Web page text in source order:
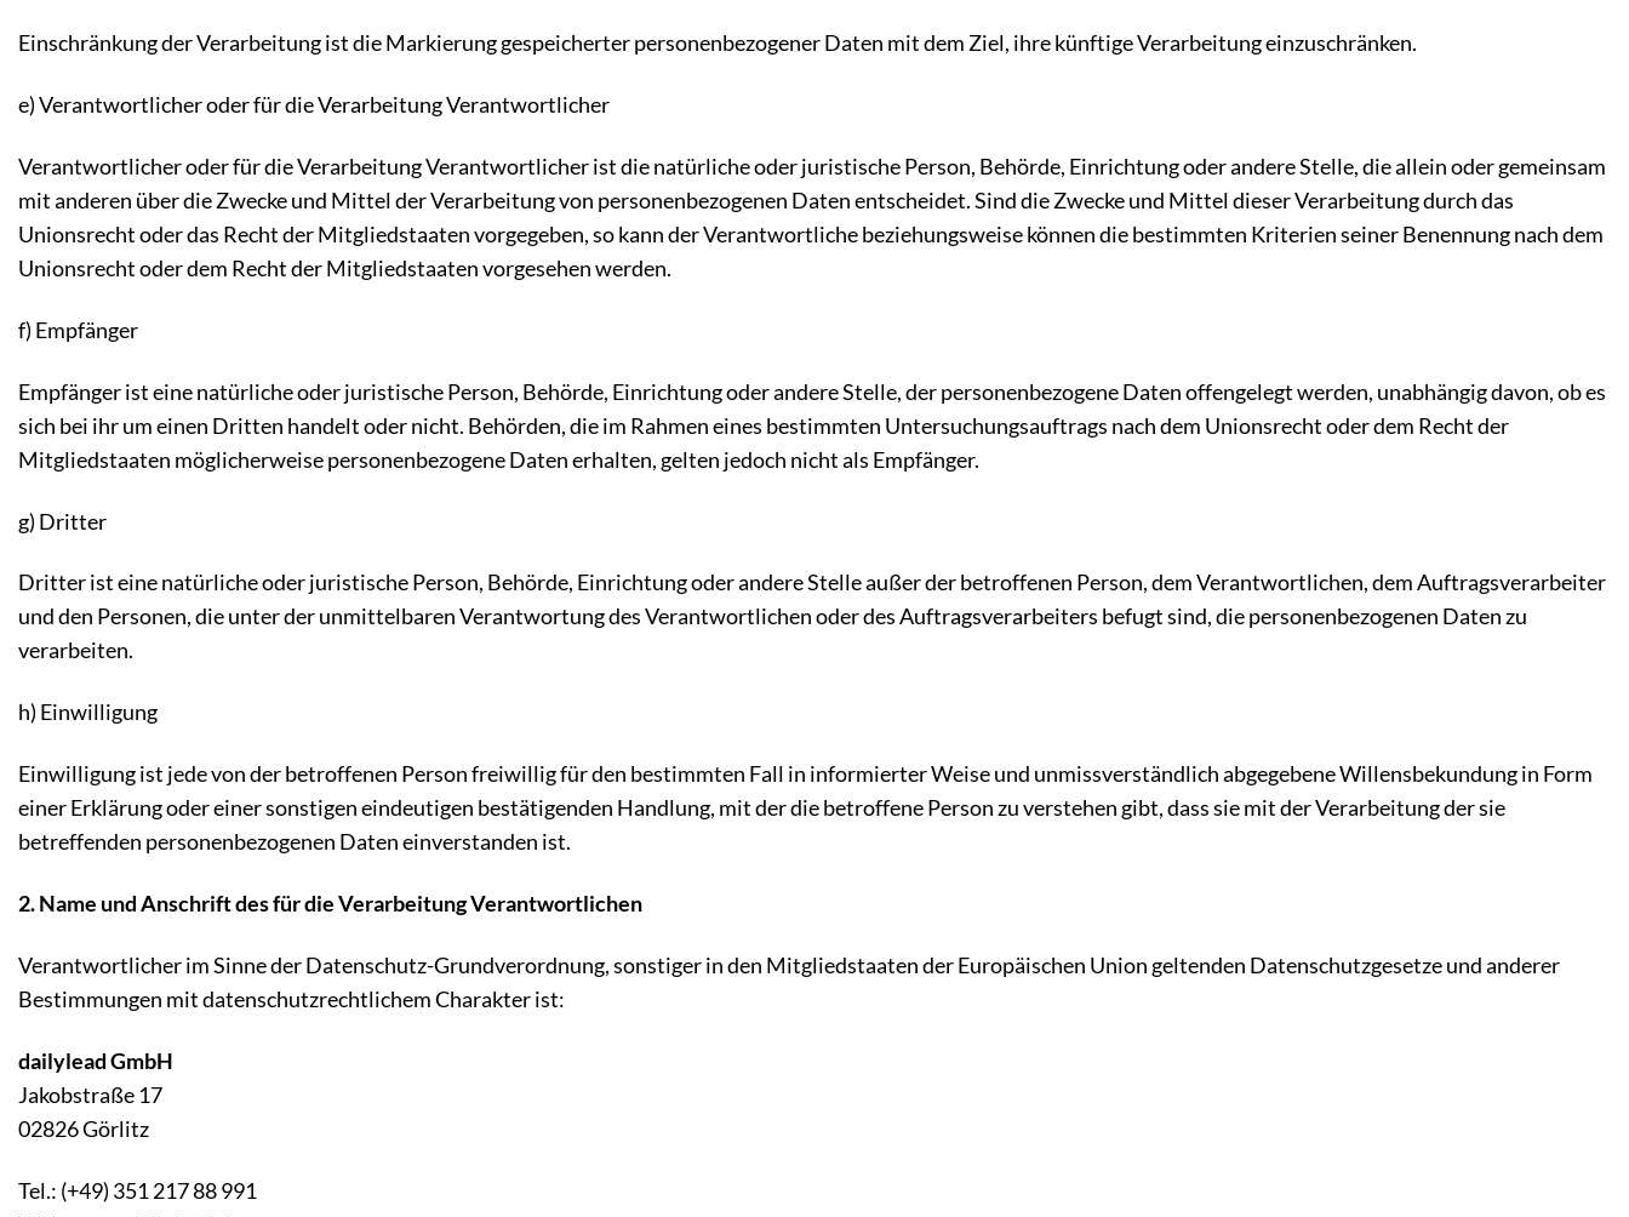
Einschränkung der Verarbeitung ist die Markierung gespeicherter personenbezogener Daten mit dem Ziel, ihre künftige Verarbeitung einzuschränken.
e) Verantwortlicher oder für die Verarbeitung Verantwortlicher
Verantwortlicher oder für die Verarbeitung Verantwortlicher ist die natürliche oder juristische Person, Behörde, Einrichtung oder andere Stelle, die allein oder gemeinsam
mit anderen über die Zwecke und Mittel der Verarbeitung von personenbezogenen Daten entscheidet. Sind die Zwecke und Mittel dieser Verarbeitung durch das
Unionsrecht oder das Recht der Mitgliedstaaten vorgegeben, so kann der Verantwortliche beziehungsweise können die bestimmten Kriterien seiner Benennung nach dem
Unionsrecht oder dem Recht der Mitgliedstaaten vorgesehen werden.
f) Empfänger
Empfänger ist eine natürliche oder juristische Person, Behörde, Einrichtung oder andere Stelle, der personenbezogene Daten offengelegt werden, unabhängig davon, ob es
sich bei ihr um einen Dritten handelt oder nicht. Behörden, die im Rahmen eines bestimmten Untersuchungsauftrags nach dem Unionsrecht oder dem Recht der
Mitgliedstaaten möglicherweise personenbezogene Daten erhalten, gelten jedoch nicht als Empfänger.
g) Dritter
Dritter ist eine natürliche oder juristische Person, Behörde, Einrichtung oder andere Stelle außer der betroffenen Person, dem Verantwortlichen, dem Auftragsverarbeiter
und den Personen, die unter der unmittelbaren Verantwortung des Verantwortlichen oder des Auftragsverarbeiters befugt sind, die personenbezogenen Daten zu
verarbeiten.
h) Einwilligung
Einwilligung ist jede von der betroffenen Person freiwillig für den bestimmten Fall in informierter Weise und unmissverständlich abgegebene Willensbekundung in Form
einer Erklärung oder einer sonstigen eindeutigen bestätigenden Handlung, mit der die betroffene Person zu verstehen gibt, dass sie mit der Verarbeitung der sie
betreffenden personenbezogenen Daten einverstanden ist.
2. Name und Anschrift des für die Verarbeitung Verantwortlichen
Verantwortlicher im Sinne der Datenschutz-Grundverordnung, sonstiger in den Mitgliedstaaten der Europäischen Union geltenden Datenschutzgesetze und anderer
Bestimmungen mit datenschutzrechtlichem Charakter ist:
dailylead GmbH
Jakobstraße 17
02826 Görlitz
Tel.: (+49) 351 217 88 991